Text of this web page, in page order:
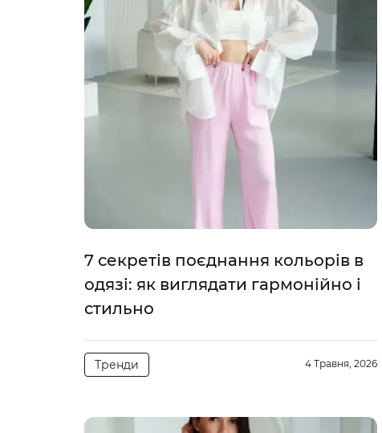
7 секретів поєднання кольорів в
одязі: як виглядати гармонійно і
стильно
Тренди 4 Травня, 2026